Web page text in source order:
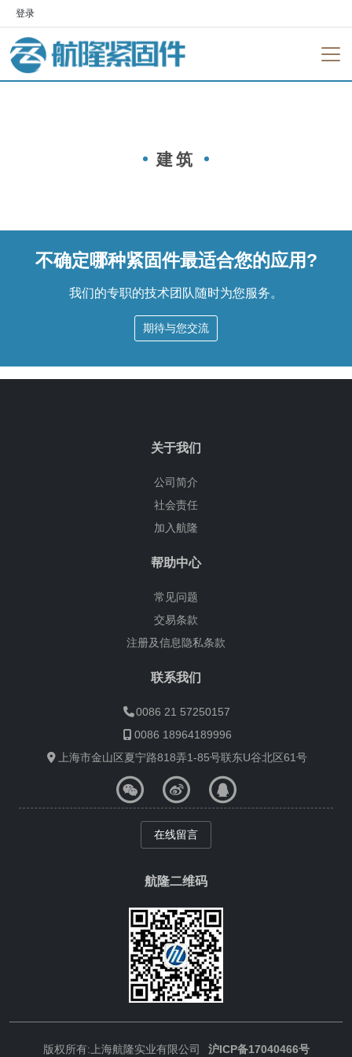
登录
建筑
不确定哪种紧固件最适合您的应用?
我们的专职的技术团队随时为您服务。
期待与您交流
关于我们
公司简介
社会责任
加入航隆
帮助中心
常见问题
交易条款
注册及信息隐私条款
联系我们
0086 21 57250157
0086 18964189996
上海市金山区夏宁路818弄1-85号联东U谷北区61号
在线留言
航隆二维码
版权所有:上海航隆实业有限公司 沪ICP备17040466号